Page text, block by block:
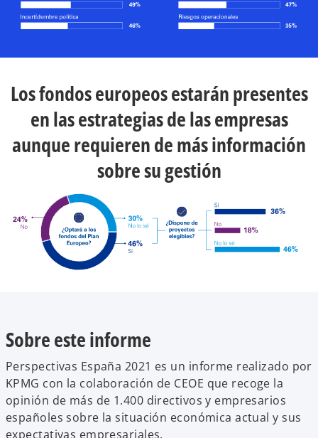
Los fondos europeos estarán presentes
en las estrategias de las empresas
aunque requieren de más información
sobre su gestión
Sobre este informe
Perspectivas España 2021 es un informe realizado por
KPMG con la colaboración de CEOE que recoge la
opinión de más de 1.400 directivos y empresarios
españoles sobre la situación económica actual y sus
expectativas empresariales.
s
e
a
b
r
e